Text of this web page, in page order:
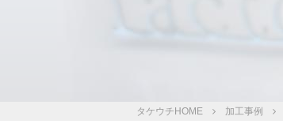
タケウチHOME 加工事例